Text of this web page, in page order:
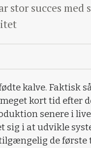
stor succes
kalve. Faktisk
kort tid efter
senere i
sig i at udvikle
de første